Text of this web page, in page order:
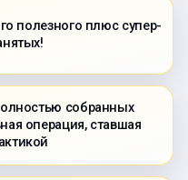
полезного плюс супер-
собранных
операция, ставшая